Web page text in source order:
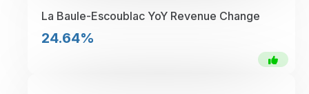
La Baule-Escoublac YoY Revenue Change
24.64%